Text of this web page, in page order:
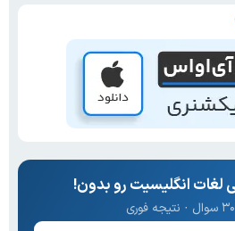
انگلیسیت رو بدون!